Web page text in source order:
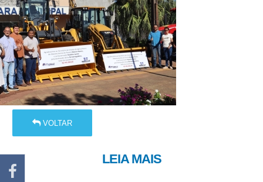
VOLTAR
LEIA MAIS